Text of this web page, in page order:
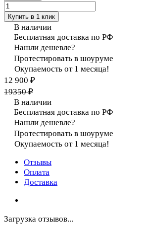
Купить в 1 клик
В наличии
Бесплатная доставка по РФ
Нашли дешевле?
Протестировать в шоуруме
Окупаемость от 1 месяца!
12 900 ₽
19350 ₽
В наличии
Бесплатная доставка по РФ
Нашли дешевле?
Протестировать в шоуруме
Окупаемость от 1 месяца!
Отзывы
Оплата
Доставка
Загрузка отзывов...